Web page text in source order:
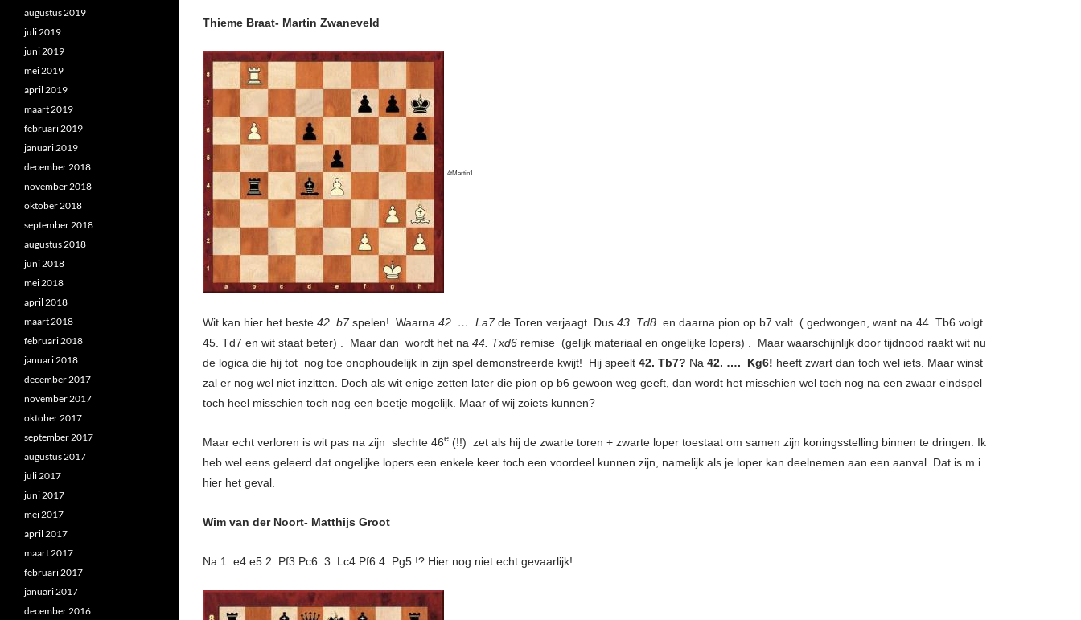
Thieme Braat- Martin Zwaneveld
4tMartin1
Wit kan hier het beste 42. b7spelen! Waarna 42. …. La7de Toren verjaagt. Dus 43. Td8 en daarna pion op b7 valt ( gedwongen, want na 44. Tb6 volgt
45. Td7 en wit staat beter) . Maar dan wordt het na 44. Txd6 remise (gelijk materiaal en ongelijke lopers) . Maar waarschijnlijk door tijdnood raakt wit nu
de logica die hij tot nog toe onophoudelijk in zijn spel demonstreerde kwijt! Hij speelt 42. Tb7? Na 42. …. Kg6! heeft zwart dan toch wel iets. Maar winst
zal er nog wel niet inzitten. Doch als wit enige zetten later die pion op b6 gewoon weg geeft, dan wordt het misschien wel toch nog na een zwaar eindspel
toch heel misschien toch nog een beetje mogelijk. Maar of wij zoiets kunnen?
Maar echt verloren is wit pas na zijn slechte 46e (!!) zet als hij de zwarte toren + zwarte loper toestaat om samen zijn koningsstelling binnen te dringen. Ik
heb wel eens geleerd dat ongelijke lopers een enkele keer toch een voordeel kunnen zijn, namelijk als je loper kan deelnemen aan een aanval. Dat is m.i.
hier het geval.
Wim van der Noort- Matthijs Groot
Na 1. e4 e5 2. Pf3 Pc6 3. Lc4 Pf6 4. Pg5 !? Hier nog niet echt gevaarlijk!
augustus 2019
juli 2019
juni 2019
mei 2019
april 2019
maart 2019
februari 2019
januari 2019
december 2018
november 2018
oktober 2018
september 2018
augustus 2018
juni 2018
mei 2018
april 2018
maart 2018
februari 2018
januari 2018
december 2017
november 2017
oktober 2017
september 2017
augustus 2017
juli 2017
juni 2017
mei 2017
april 2017
maart 2017
februari 2017
januari 2017
december 2016